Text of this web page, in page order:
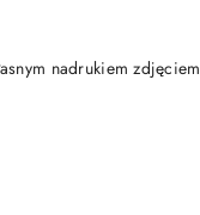
nadrukiem zdjęciem